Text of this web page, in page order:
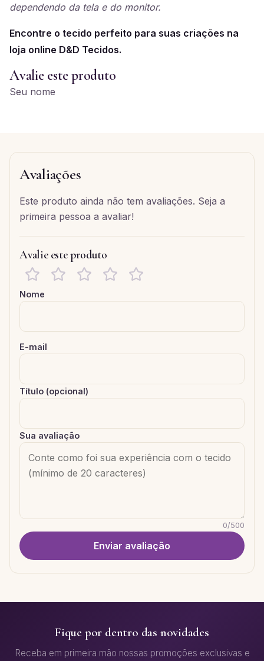
dependendo da tela e do monitor.
Encontre o tecido perfeito para suas criações na
loja online D&D Tecidos.
Avalie este produto
Seu nome
Avaliações
Este produto ainda não tem avaliações. Seja a
primeira pessoa a avaliar!
Avalie este produto
Nome
E-mail
Título (opcional)
Sua avaliação
0/500
Enviar avaliação
Fique por dentro das novidades
Receba em primeira mão nossas promoções exclusivas e